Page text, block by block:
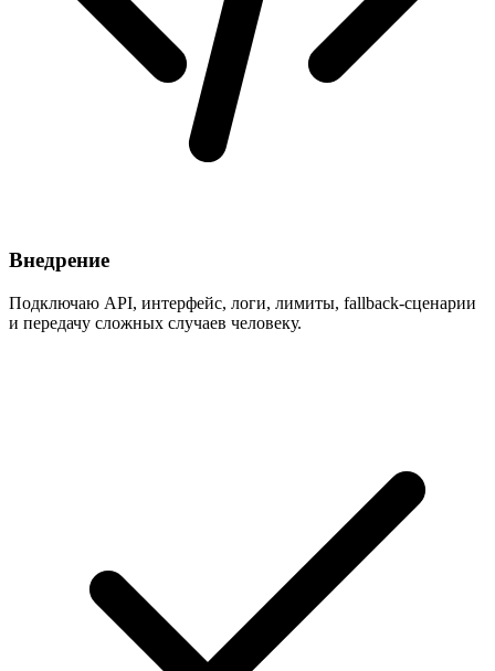
Внедрение
Подключаю API, интерфейс, логи, лимиты, fallback-сценарии
и передачу сложных случаев человеку.